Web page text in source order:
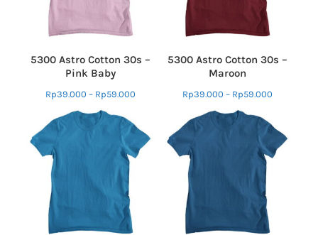
5300 Astro Cotton 30s –
Pink Baby
Rp39.000 – Rp59.000
5300 Astro Cotton 30s –
Maroon
Rp39.000 – Rp59.000